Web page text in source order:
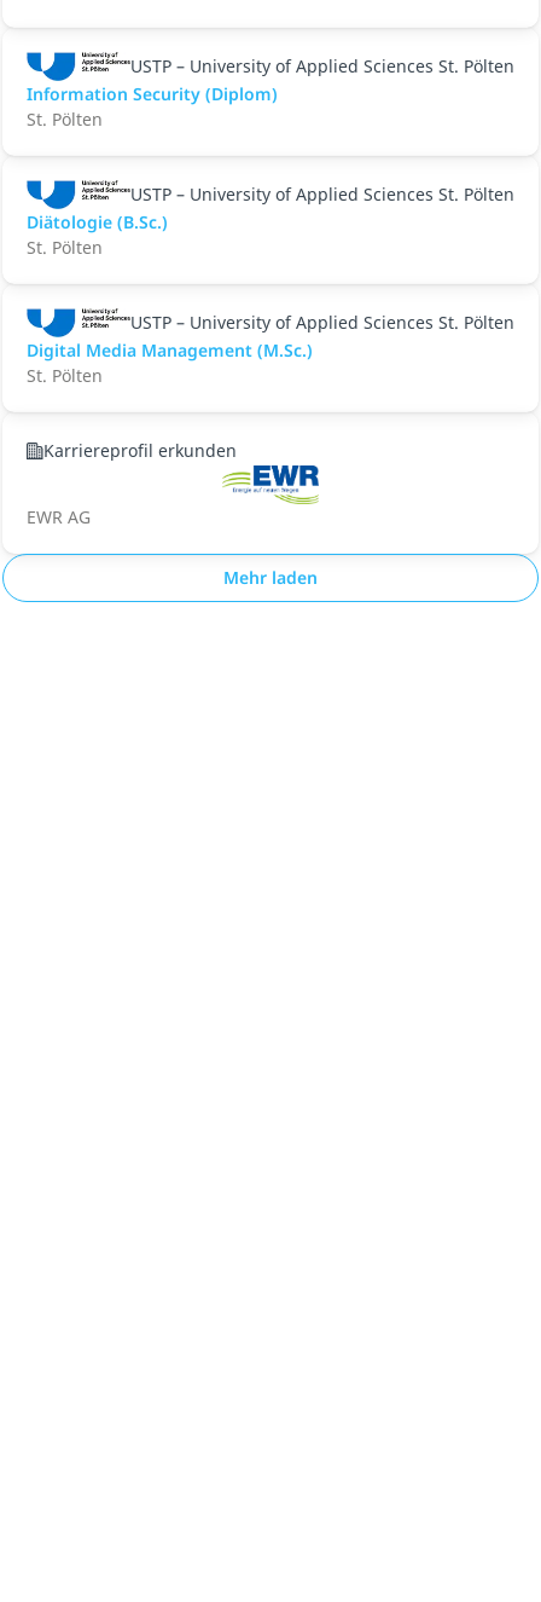
USTP – University of Applied Sciences St. Pölten
Information Security (Diplom)
St. Pölten
USTP – University of Applied Sciences St. Pölten
Diätologie (B.Sc.)
St. Pölten
USTP – University of Applied Sciences St. Pölten
Digital Media Management (M.Sc.)
St. Pölten
Karriereprofil erkunden
EWR AG
Mehr laden